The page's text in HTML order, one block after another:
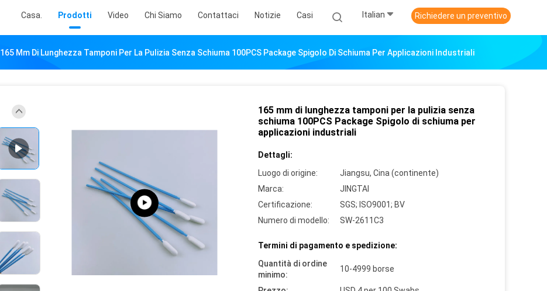
Casa. Prodotti Video Chi Siamo Contattaci Notizie Casi Italian Richiedere un preventivo
165 Mm Di Lunghezza Tamponi Per La Pulizia Senza Schiuma 100PCS Package Spigolo Di Schiuma Per Applicazioni Industriali
165 mm di lunghezza tamponi per la pulizia senza
schiuma 100PCS Package Spigolo di schiuma per
applicazioni industriali
Dettagli:
Luogo di origine:
Jiangsu, Cina (continente)
Marca:
JINGTAI
Certificazione:
SGS; ISO9001; BV
Numero di modello:
SW-2611C3
Termini di pagamento e spedizione:
Quantità di ordine
minimo:
10-4999 borse